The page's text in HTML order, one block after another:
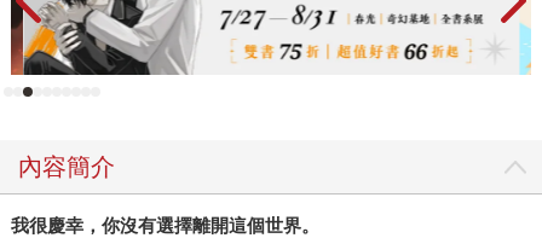
內容簡介
我很慶幸，你沒有選擇離開這個世界。